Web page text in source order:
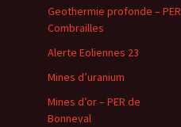
Geothermie profonde – PER
Combrailles
Alerte Eoliennes 23
Mines d’uranium
Mines d’or – PER de
Bonneval